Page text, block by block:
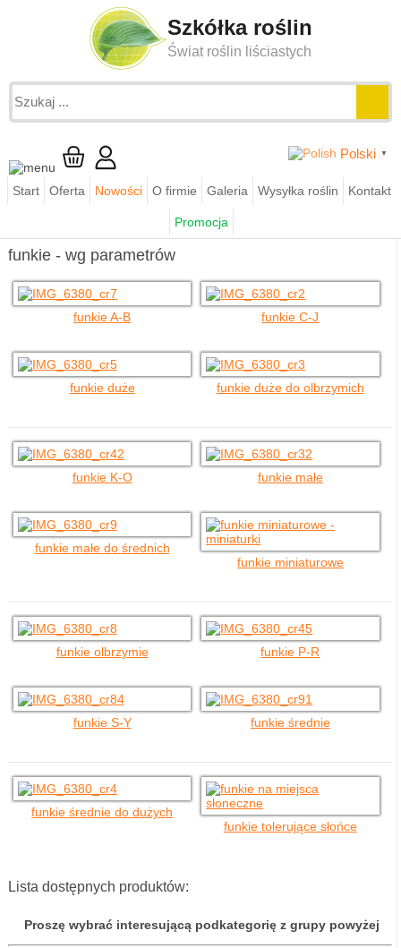
Szkółka roślin
Świat roślin liściastych
Polski ▼
Start Oferta Nowości O firmie Galeria Wysyłka roślin Kontakt
Promocja
funkie - wg parametrów
funkie A-B funkie C-J
funkie duże funkie duże do olbrzymich
funkie K-O funkie małe
funkie małe do średnich
funkie miniaturowe
funkie olbrzymie funkie P-R
funkie S-Y funkie średnie
funkie średnie do dużych
funkie tolerujące słońce
Lista dostępnych produktów:
Proszę wybrać interesującą podkategorię z grupy powyżej